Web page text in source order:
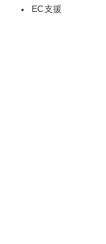
EC支援